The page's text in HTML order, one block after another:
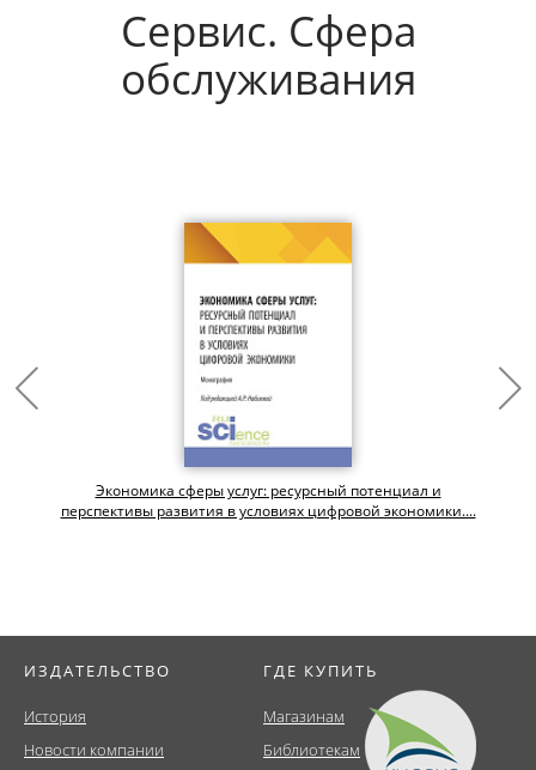
Сервис. Сфера
обслуживания
Экономика сферы услуг: ресурсный потенциал и
перспективы развития в условиях цифровой экономики....
ИЗДАТЕЛЬСТВО
История
Новости компании
ГДЕ КУПИТЬ
Магазинам
Библиотекам